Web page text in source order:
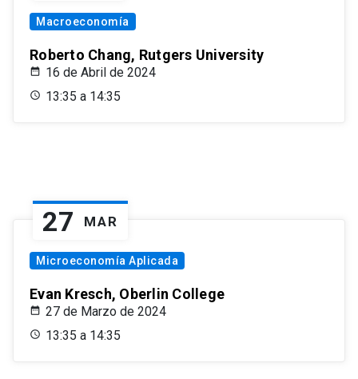
Macroeconomía
Roberto Chang, Rutgers University
16 de Abril de 2024
13:35 a 14:35
27 MAR
Microeconomía Aplicada
Evan Kresch, Oberlin College
27 de Marzo de 2024
13:35 a 14:35